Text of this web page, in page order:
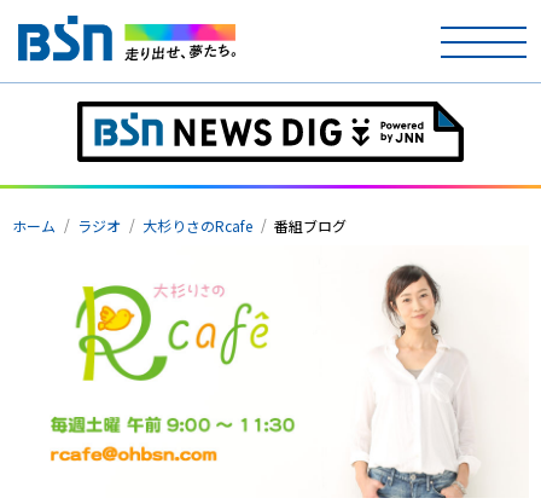
ホーム
テレビ
ラジオ
アナウンサー
イベント
ニュース
ホーム ラジオ 大杉りさのRcafe 番組ブログ